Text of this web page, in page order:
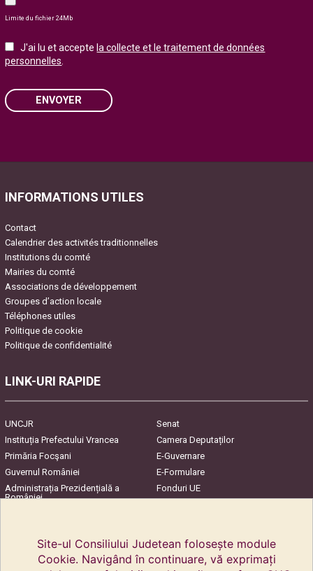
Limite du fichier 24Mb
J'ai lu et accepte la collecte et le traitement de données
personnelles.
ENVOYER
empty.
INFORMATIONS UTILES
Contact
Calendrier des activités traditionnelles
Institutions du comté
Mairies du comté
Associations de développement
Groupes d’action locale
Téléphones utiles
Politique de cookie
Politique de confidentialité
LINK-URI RAPIDE
UNCJR
Senat
Instituția Prefectului Vrancea
Camera Deputaților
Primăria Focşani
E-Guvernare
Guvernul României
E-Formulare
Administrația Prezidențială a
României
Fonduri UE
Site-ul Consiliului Judetean folosește module
Cookie. Navigând în continuare, vă exprimați